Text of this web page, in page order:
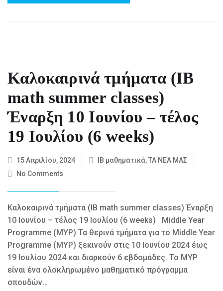
Καλοκαιρινά τμήματα (IB
math summer classes)
Έναρξη 10 Ιουνίου – τέλος
19 Ιουλίου (6 weeks)
15 Απριλίου, 2024 IB μαθηματικά,ΤΑ ΝΕΑ ΜΑΣ
No Comments
Καλοκαιρινά τμήματα (IB math summer classes) Έναρξη
10 Ιουνίου – τέλος 19 Ιουλίου (6 weeks) Middle Year
Programme (MYP) Τα θερινά τμήματα για το Middle Year
Programme (MYP) ξεκινούν στις 10 Ιουνίου 2024 έως
19 Ιουλίου 2024 και διαρκούν 6 εβδομάδες. Το MYP
είναι ένα ολοκληρωμένο μαθηματικό πρόγραμμα
σπουδών…